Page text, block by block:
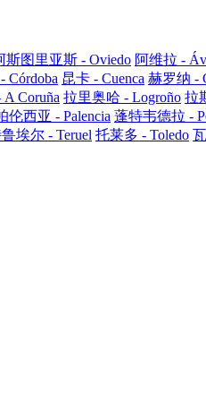
斯图里亚斯 - Oviedo 阿维拉 -
Córdoba 昆卡 - Cuenca 赫罗纳 -
Coruña 拉里奥哈 - Logroño 拉
伦西亚 - Palencia 蓬特韦德拉 -
埃尔 - Teruel 托莱多 - Toledo